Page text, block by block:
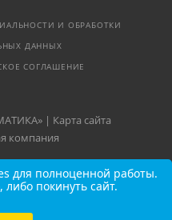
И ОБРАБОТКИ
ДАННЫХ
СОГЛАШЕНИЕ
| Карта сайта
для полноценной работы.
покинуть сайт.